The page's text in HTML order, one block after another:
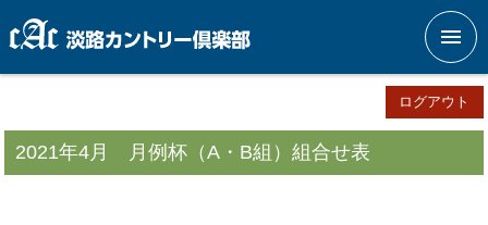
メニ
ログアウト
2021年4月 月例杯（A・B組）組合せ表